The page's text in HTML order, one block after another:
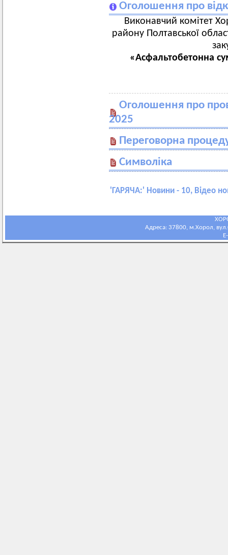
Оголошення про
Виконавчий комітет
району Полтавської
«Асфальтобетонна
Оголошення про
2025
Переговорна
Символіка
' ГАРЯЧА:' Новини - 10, Відео
Адреса: 37800, м.Хорол,